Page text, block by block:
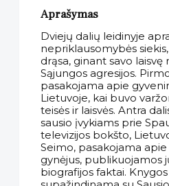
Aprašymas
Dviejų dalių leidinyje
nepriklausomybės
drąsa, ginant savo laisvę
Sąjungos agresijos.
pasakojama apie
Lietuvoje, kai buvo
teisės ir laisvės. Antra
sausio įvykiams prie
televizijos bokšto,
Seimo, pasakojama apie
gynėjus, publikuojamos
biografijos faktai.